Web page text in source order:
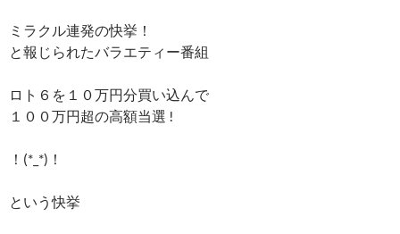
ミラクル連発の快挙！
と報じられたバラエティー番組
ロト６を１０万円分買い込んで
１００万円超の高額当選 !
！(*_*)！
という快挙